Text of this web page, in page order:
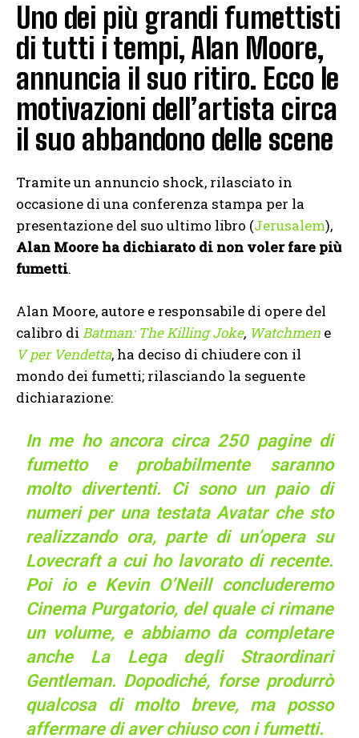
Uno dei più grandi fumettisti
di tutti i tempi, Alan Moore,
annuncia il suo ritiro. Ecco le
motivazioni dell’artista circa
il suo abbandono delle scene
Tramite un annuncio shock, rilasciato in
occasione di una conferenza stampa per la
presentazione del suo ultimo libro (Jerusalem),
Alan Moore ha dichiarato di non voler fare più
fumetti.
Alan Moore, autore e responsabile di opere del
calibro di Batman: The Killing Joke, Watchmen e
V per Vendetta, ha deciso di chiudere con il
mondo dei fumetti; rilasciando la seguente
dichiarazione:
In me ho ancora circa 250 pagine di
fumetto e probabilmente saranno
molto divertenti. Ci sono un paio di
numeri per una testata Avatar che sto
realizzando ora, parte di un’opera su
Lovecraft a cui ho lavorato di recente.
Poi io e Kevin O’Neill concluderemo
Cinema Purgatorio, del quale ci rimane
un volume, e abbiamo da completare
anche La Lega degli Straordinari
Gentleman. Dopodiché, forse produrrò
qualcosa di molto breve, ma posso
affermare di aver chiuso con i fumetti.